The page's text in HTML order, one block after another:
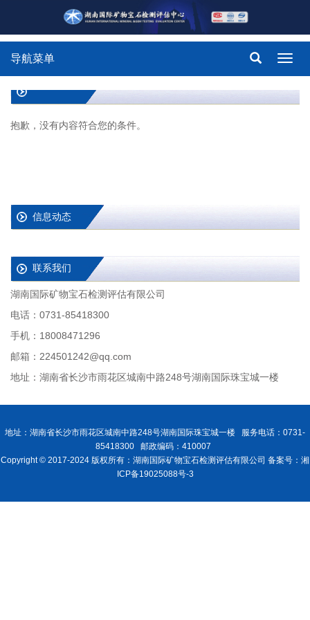
导航菜单
抱歉，没有内容符合您的条件。
信息动态
联系我们
湖南国际矿物宝石检测评估有限公司
电话：0731-85418300
手机：18008471296
邮箱：224501242@qq.com
地址：湖南省长沙市雨花区城南中路248号湖南国际珠宝城一楼
地址：湖南省长沙市雨花区城南中路248号湖南国际珠宝城一楼 服务电话：0731-
85418300 邮政编码：410007
Copyright © 2017-2024 版权所有：湖南国际矿物宝石检测评估有限公司 备案号：湘
ICP备19025088号-3